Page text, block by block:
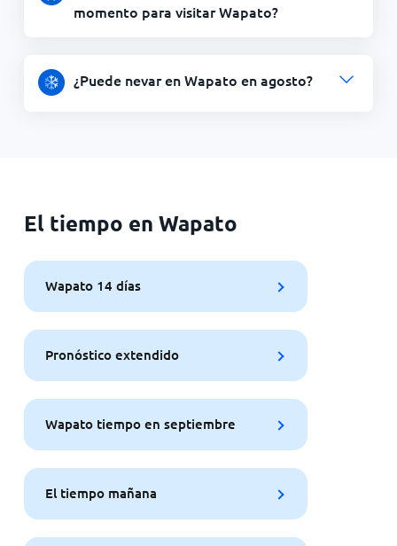
momento para visitar Wapato?
¿Puede nevar en Wapato en agosto?
El tiempo en Wapato
Wapato 14 días
Pronóstico extendido
Wapato tiempo en septiembre
El tiempo mañana